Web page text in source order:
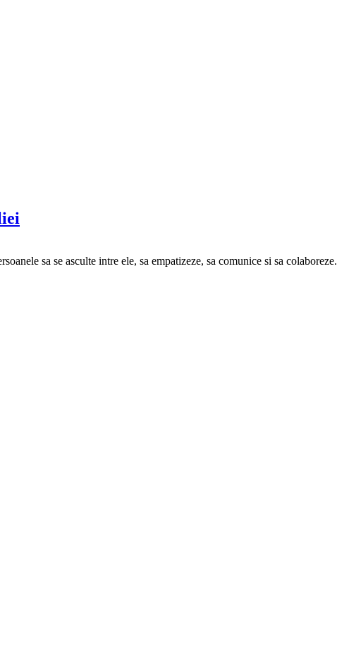
sa se asculte intre ele, sa empatizeze, sa comunice si sa colaboreze.